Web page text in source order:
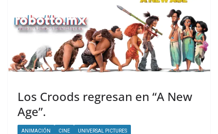
Los Croods regresan en “A New
Age”.
ANIMACIÓN CINE UNIVERSAL PICTURES